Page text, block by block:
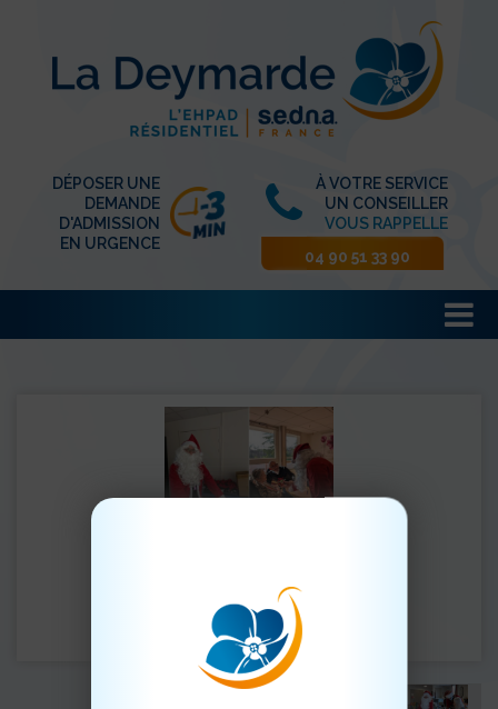
DÉPOSER UNE
DEMANDE
D'ADMISSION
EN URGENCE
À VOTRE SERVICE
UN CONSEILLER
VOUS RAPPELLE
04 90 51 33 90